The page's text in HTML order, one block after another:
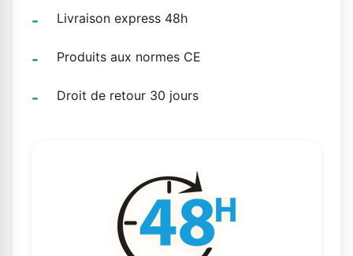
Livraison express 48h
Produits aux normes CE
Droit de retour 30 jours